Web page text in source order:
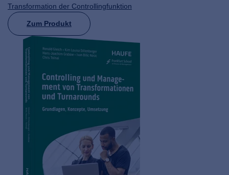
Transformation der Controllingfunktion
Zum Produkt